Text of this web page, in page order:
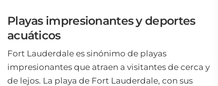
Playas impresionantes y deportes
acuáticos
Fort Lauderdale es sinónimo de playas
impresionantes que atraen a visitantes de cerca y
de lejos. La playa de Fort Lauderdale, con sus